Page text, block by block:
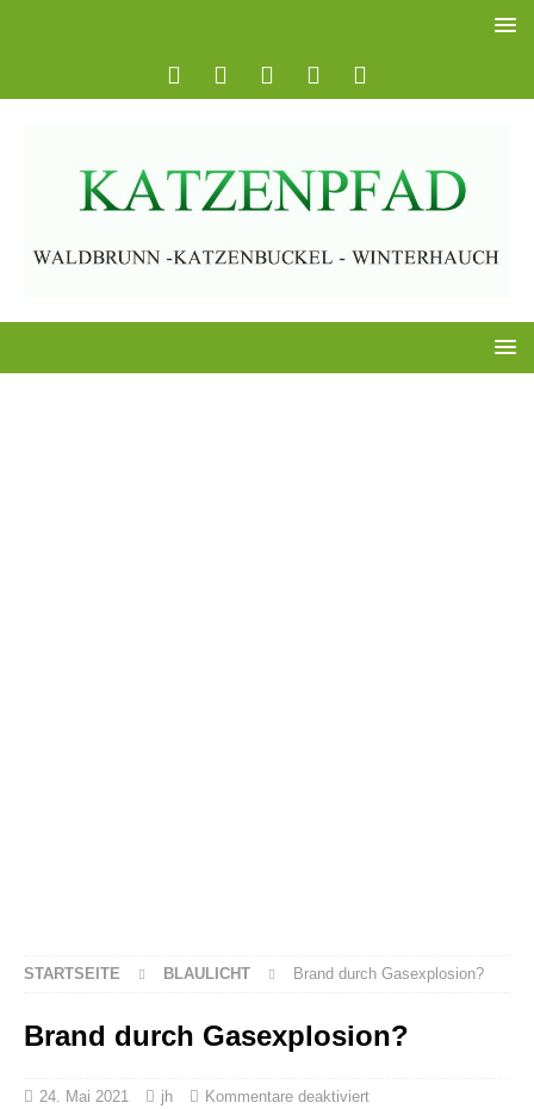
STARTSEITE BLAULICHT Brand durch Gasexplosion?
Brand durch Gasexplosion?
24. Mai 2021 jh Kommentare deaktiviert